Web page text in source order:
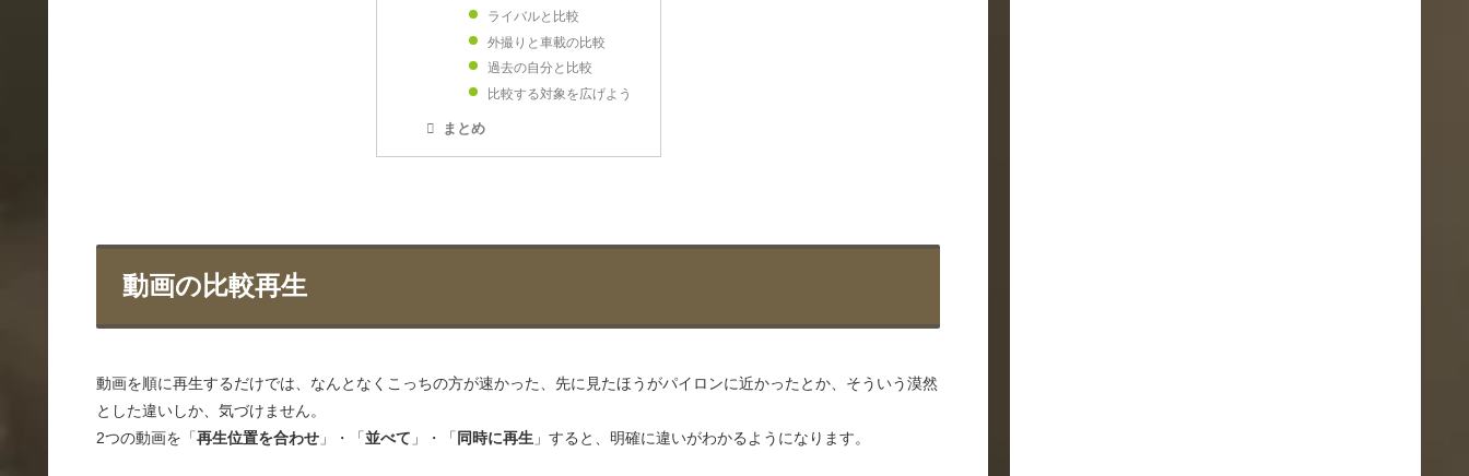
ライバルと比較
外撮りと車載の比較
過去の自分と比較
比較する対象を広げよう
まとめ
動画の比較再生
動画を順に再生するだけでは、なんとなくこっちの方が速かった、先に見たほうがパイロンに近かったとか、そういう漠然
とした違いしか、気づけません。
2つの動画を「再生位置を合わせ 」・「並べて 」・「 同時に再生 」 すると、明確に違いがわかるようになります。